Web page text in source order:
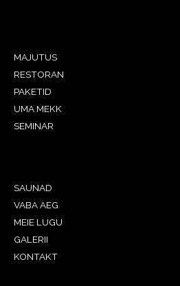
MAJUTUS
RESTORAN
PAKETID
UMA MEKK
SEMINAR
SAUNAD
VABA AEG
MEIE LUGU
GALERII
KONTAKT